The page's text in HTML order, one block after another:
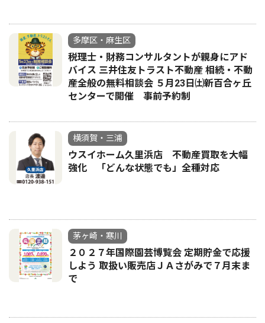
多摩区・麻生区
税理士・財務コンサルタントが親身にアド
バイス 三井住友トラスト不動産 相続・不動
産全般の無料相談会 ５月23日㈯新百合ヶ丘
センターで開催 事前予約制
横須賀・三浦
ウスイホーム久里浜店 不動産買取を大幅
強化 「どんな状態でも」全種対応
茅ヶ崎・寒川
２０２７年国際園芸博覧会 定期貯金で応援
しよう 取扱い販売店ＪＡさがみで７月末ま
で